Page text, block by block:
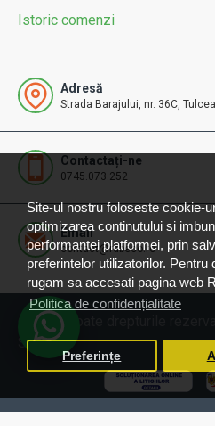
Site-ul nostru foloseste cookie-
optimizarea continutului si
performantei platformei, prin
preferintelor utilizatorilor. Pentru
rugam sa accesati pagina web
Politica de confidențialitate
Preferințe
Istoric comenzi
Adresă
Strada Barajului, nr. 36C, Tulcea
Contactați-ne
0745.073.252
Email
contact@rdbeco.ro
© 2025 Toate drepturile
SRL